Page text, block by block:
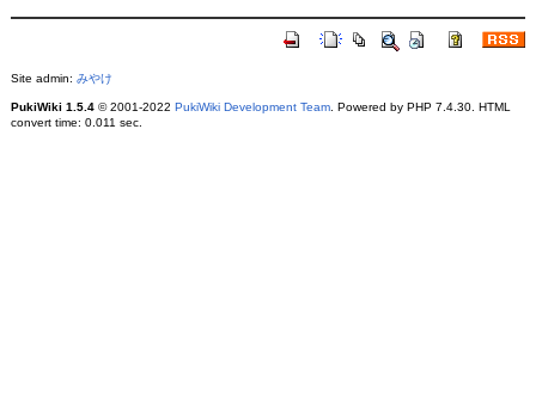
Site admin: みやけ
PukiWiki 1.5.4© 2001-2022 PukiWiki Development Team. Powered by PHP 7.4.30. HTML
convert time: 0.011 sec.